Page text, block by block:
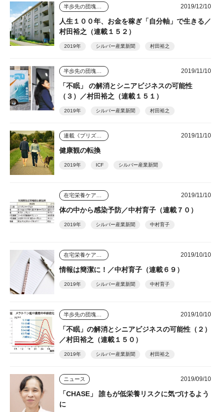
2019/12/10
人生１００年、お金を稼ぎ「自分軸」で生きる／
村田裕之（連載１５２）
2019年 シルバー産業新聞 村田裕之
2019/11/10
「不眠」 の解消とシニアビジネスの可能性
（３）／村田裕之（連載１５１）
2019年 シルバー産業新聞 村田裕之
2019/11/10
健康観の転換
2019年 ICF シルバー産業新聞
2019/11/10
体の中から感染予防／中村育子（連載７０）
2019年 シルバー産業新聞 中村育子
2019/10/10
情報は簡潔に！／中村育子（連載６９）
2019年 シルバー産業新聞 中村育子
2019/10/10
「不眠」の解消とシニアビジネスの可能性（２）
／村田裕之（連載１５０）
2019年 シルバー産業新聞 村田裕之
ニュース 2019/09/10
「CHASE」 誰もが低栄養リスクに気づけるよう
に